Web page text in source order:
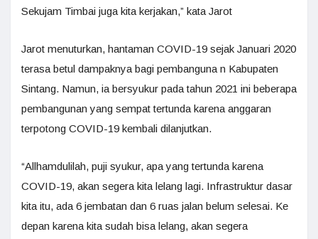
Sekujam Timbai juga kita kerjakan,” kata Jarot
Jarot menuturkan, hantaman COVID-19 sejak Januari 2020
terasa betul dampaknya bagi pembanguna n Kabupaten
Sintang. Namun, ia bersyukur pada tahun 2021 ini beberapa
pembangunan yang sempat tertunda karena anggaran
terpotong COVID-19 kembali dilanjutkan.
“Allhamdulilah, puji syukur, apa yang tertunda karena
COVID-19, akan segera kita lelang lagi. Infrastruktur dasar
kita itu, ada 6 jembatan dan 6 ruas jalan belum selesai. Ke
depan karena kita sudah bisa lelang, akan segera